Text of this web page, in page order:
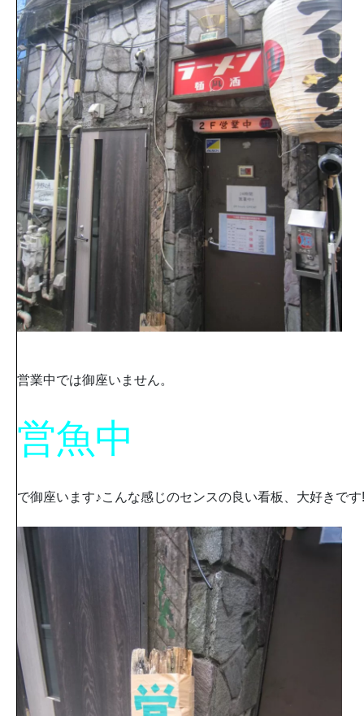
営業中では御座いません。
営魚中
で御座います♪こんな感じのセンスの良い看板、大好きです!